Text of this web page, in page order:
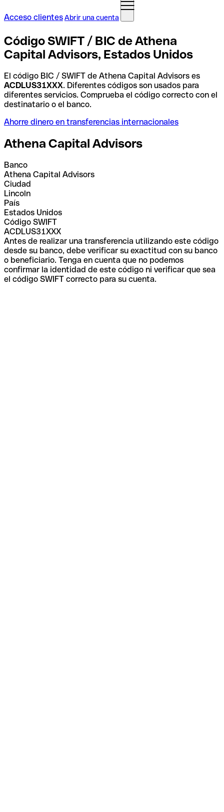
Acceso clientesAbrir una cuenta
Código SWIFT / BIC de Athena
Capital Advisors, Estados Unidos
El código BIC / SWIFT de Athena Capital Advisors es
ACDLUS31XXX. Diferentes códigos son usados para
diferentes servicios. Comprueba el código correcto con el
destinatario o el banco.
Ahorre dinero en transferencias internacionales
Athena Capital Advisors
Banco
Athena Capital Advisors
Ciudad
Lincoln
País
Estados Unidos
Código SWIFT
ACDLUS31XXX
Antes de realizar una transferencia utilizando este código
desde su banco, debe verificar su exactitud con su banco
o beneficiario. Tenga en cuenta que no podemos
confirmar la identidad de este código ni verificar que sea
el código SWIFT correcto para su cuenta.